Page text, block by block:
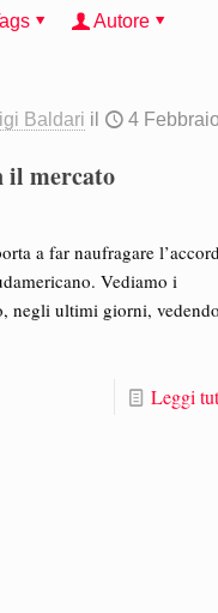
Autore
Baldari il
4
il mercato
a far naufragare
Vediamo i
negli ultimi giorni, vedendo
Leggi